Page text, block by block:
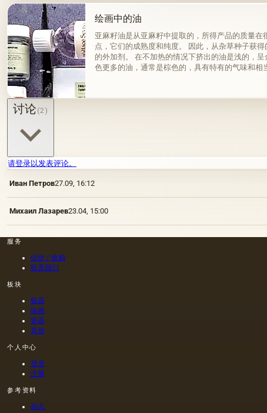
绘画中的油
亚麻籽油是从亚麻籽中提取的，所得产品的质量在
点，它们的成熟度和纯度。 因此，从杂草种子获
的外加剂。 在不加热的情况下挤出的油是浅的，
色更多的油，通常是棕色的，具有特有的气味和相
讨论(2)
请登录以发表评论。
Иван Петров27.09, 16:12
Михаил Лазарев23.04, 15:00
服务
估价 / 收购
联系我们
板块
银器
绘画
瓷器
其他
个人中心
登录
注册
参考资料
杂志